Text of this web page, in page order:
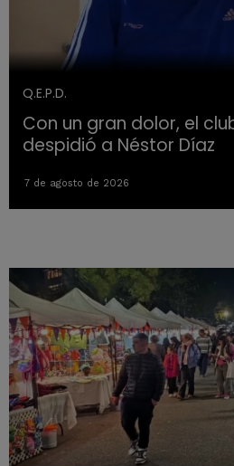
Q.E.P.D.
Con un gran dolor, el
despidió a Néstor Díaz
7 de agosto de 2026